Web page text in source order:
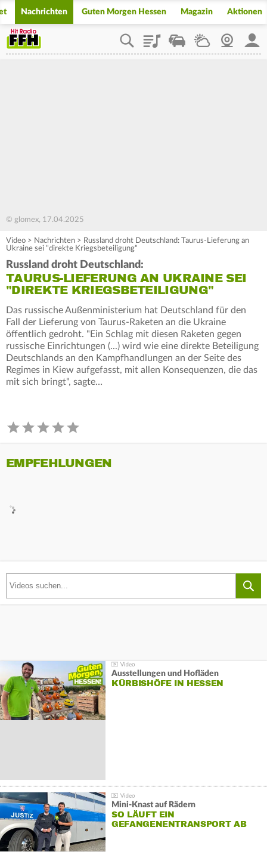
Nachrichten Guten Morgen Hessen Magazin Aktionen
PlaylistStaupilotWetterWebcam
© glomex, 17.04.2025
Video > Nachrichten > Russland droht Deutschland: Taurus-Lieferung an
Ukraine sei "direkte Kriegsbeteiligung"
Russland droht Deutschland:
TAURUS-LIEFERUNG AN UKRAINE SEI
"DIREKTE KRIEGSBETEILIGUNG"
Das russische Außenministerium hat Deutschland für den
Fall der Lieferung von Taurus-Raketen an die Ukraine
öffentlich gedroht. "Ein Schlag mit diesen Raketen gegen
russische Einrichtungen (...) wird wie eine direkte Beteiligung
Deutschlands an den Kampfhandlungen an der Seite des
Regimes in Kiew aufgefasst, mit allen Konsequenzen, die das
mit sich bringt", sagte…
EMPFEHLUNGEN
Ausstellungen und Hofläden
KÜRBISHÖFE IN HESSEN
Mini-Knast auf Rädern
SO LÄUFT EIN
GEFANGENENTRANSPORT AB